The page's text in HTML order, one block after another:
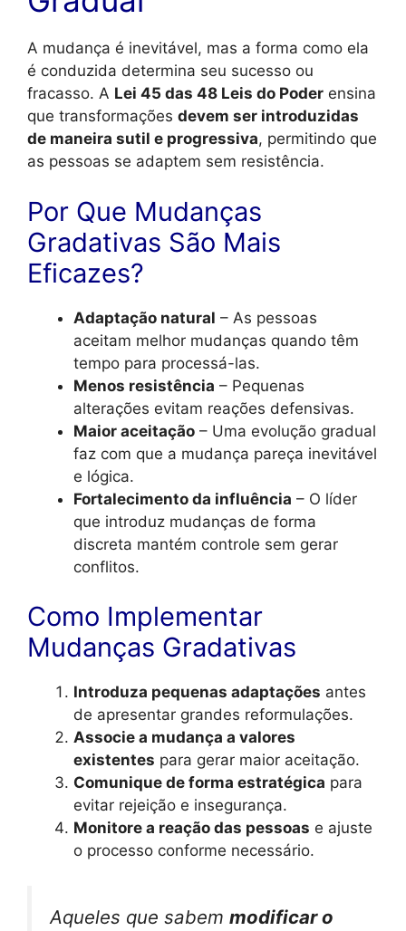
A mudança é inevitável, mas a forma como ela
é conduzida determina seu sucesso ou
fracasso. A Lei 45 das 48 Leis do Poder ensina
que transformações devem ser introduzidas
de maneira sutil e progressiva, permitindo que
as pessoas se adaptem sem resistência.
Por Que Mudanças
Gradativas São Mais
Eficazes?
Adaptação natural – As pessoas
aceitam melhor mudanças quando têm
tempo para processá-las.
Menos resistência – Pequenas
alterações evitam reações defensivas.
Maior aceitação – Uma evolução gradual
faz com que a mudança pareça inevitável
e lógica.
Fortalecimento da influência – O líder
que introduz mudanças de forma
discreta mantém controle sem gerar
conflitos.
Como Implementar
Mudanças Gradativas
Introduza pequenas adaptações antes
de apresentar grandes reformulações.
Associe a mudança a valores
existentes para gerar maior aceitação.
Comunique de forma estratégica para
evitar rejeição e insegurança.
Monitore a reação das pessoas e ajuste
o processo conforme necessário.
Aqueles que sabem modificar o